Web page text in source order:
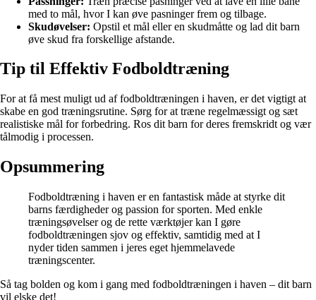
med to mål, hvor I kan øve pasninger frem og tilbage.
Skudøvelser: Opstil et mål eller en skudmåtte og lad dit barn
øve skud fra forskellige afstande.
Tip til Effektiv Fodboldtræning
For at få mest muligt ud af fodboldtræningen i haven, er det vigtigt at
skabe en god træningsrutine. Sørg for at træne regelmæssigt og sæt
realistiske mål for forbedring. Ros dit barn for deres fremskridt og vær
tålmodig i processen.
Opsummering
Fodboldtræning i haven er en fantastisk måde at styrke dit
barns færdigheder og passion for sporten. Med enkle
træningsøvelser og de rette værktøjer kan I gøre
fodboldtræningen sjov og effektiv, samtidig med at I
nyder tiden sammen i jeres eget hjemmelavede
træningscenter.
Så tag bolden og kom i gang med fodboldtræningen i haven – dit barn
vil elske det!